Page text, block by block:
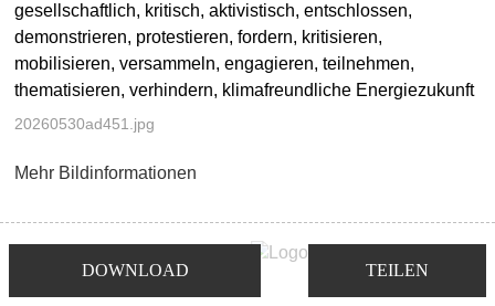
DOWNLOAD TEILEN
gesellschaftlich, kritisch, aktivistisch, entschlossen,
demonstrieren, protestieren, fordern, kritisieren,
mobilisieren, versammeln, engagieren, teilnehmen,
thematisieren, verhindern, klimafreundliche Energiezukunft
20260530ad451.jpg
Mehr Bildinformationen